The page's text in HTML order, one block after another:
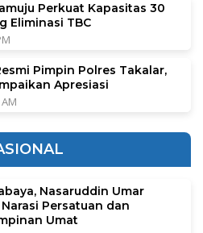
Perkuat Kapasitas 30
Eliminasi TBC
Pimpin Polres Takalar,
Apresiasi
Nasaruddin Umar
Persatuan dan
Umat